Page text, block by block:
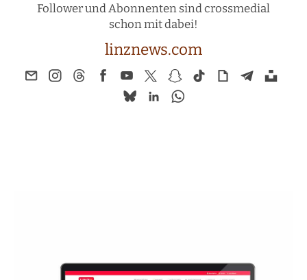
Follower und Abonnenten sind crossmedial
schon mit dabei!
linznews.com